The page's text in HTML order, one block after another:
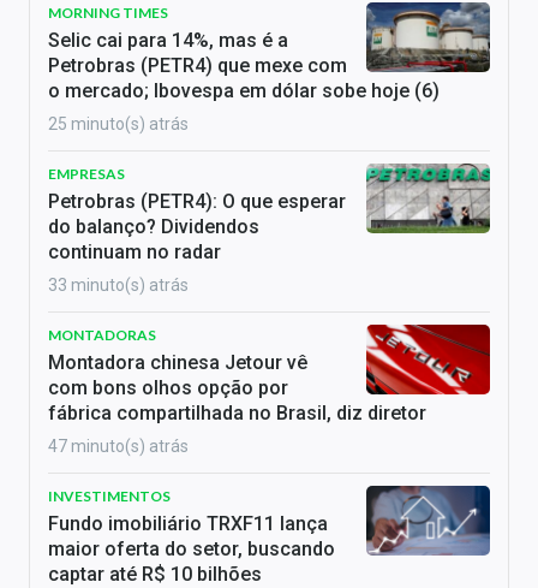
MORNING TIMES
Selic cai para 14%, mas é a
Petrobras (PETR4) que mexe com
o mercado; Ibovespa em dólar sobe hoje (6)
25 minuto(s) atrás
EMPRESAS
Petrobras (PETR4): O que esperar
do balanço? Dividendos
continuam no radar
33 minuto(s) atrás
MONTADORAS
Montadora chinesa Jetour vê
com bons olhos opção por
fábrica compartilhada no Brasil, diz diretor
47 minuto(s) atrás
INVESTIMENTOS
Fundo imobiliário TRXF11 lança
maior oferta do setor, buscando
captar até R$ 10 bilhões